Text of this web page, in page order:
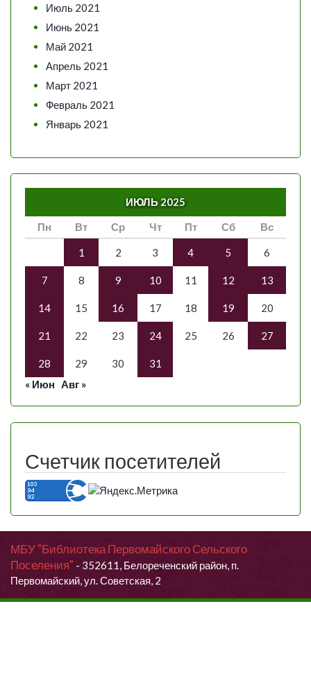
Июль 2021
Июнь 2021
Май 2021
Апрель 2021
Март 2021
Февраль 2021
Январь 2021
ИЮЛЬ 2025
Пн
Вт Ср Чт Пт Сб Вс
1 2 3 4 5 6
7 8 9 10 11 12 13
14 15 16 17 18 19 20
21 22 23 24 25 26 27
28 29 30
31
« Июн Авг »
Счетчик посетителей
МБУ "Библиотека Первомайского Сельского
Поселения" - 352611, Белореченский район, п.
Первомайский, ул. Советская, 2